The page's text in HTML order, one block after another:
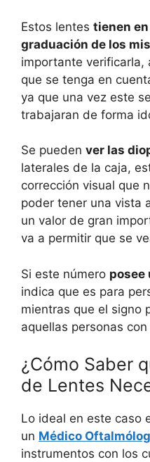
Estos lentes tienen
graduación de los
importante verificarla,
que se tenga en
ya que una vez este
trabajaran de forma
Se pueden ver las
laterales de la caja,
corrección visual que
poder tener una vista
un valor de gran
va a permitir que se
Si este número posee
indica que es para
mientras que el signo
aquellas personas
¿Cómo Saber
de Lentes
Lo ideal en este caso
un Médico
instrumentos con los